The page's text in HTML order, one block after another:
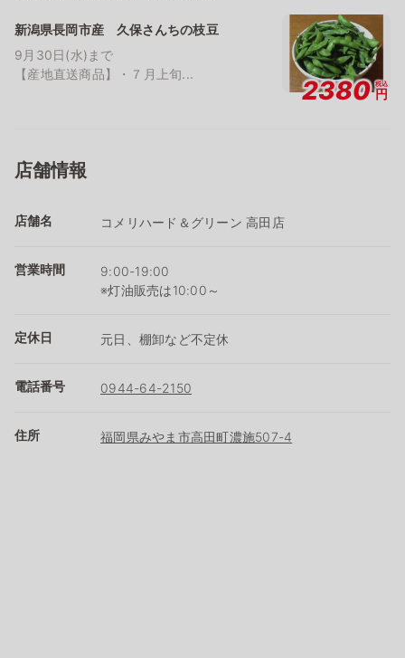
新潟県長岡市産 久保さんちの枝豆
9月30日(水)まで
【産地直送商品】・７月上旬...
2380 税込
円
店舗情報
店舗名 コメリハード＆グリーン 高田店
営業時間
9:00-19:00
※灯油販売は10:00～
定休日 元日、棚卸など不定休
電話番号 0944-64-2150
住所 福岡県みやま市高田町濃施507-4